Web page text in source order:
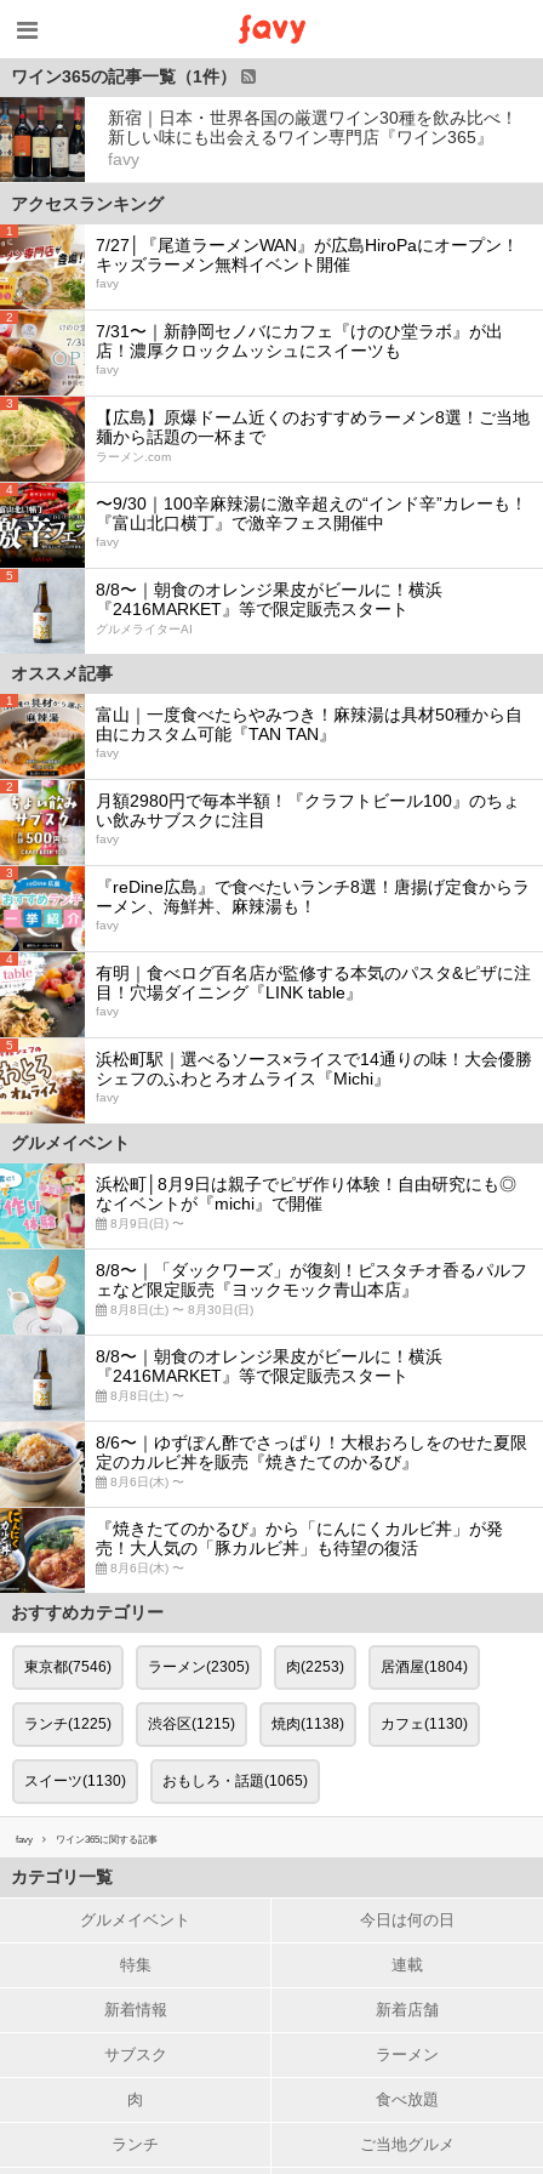
ワイン365の記事一覧（1件）
新宿｜日本・世界各国の厳選ワイン30種を飲み比べ！
新しい味にも出会えるワイン専門店『ワイン365』
favy
アクセスランキング
1
7/27│『尾道ラーメンWAN』が広島HiroPaにオープン！
キッズラーメン無料イベント開催
favy
2
7/31〜｜新静岡セノバにカフェ『けのひ堂ラボ』が出
店！濃厚クロックムッシュにスイーツも
favy
3
【広島】原爆ドーム近くのおすすめラーメン8選！ご当地
麺から話題の一杯まで
ラーメン.com
4
〜9/30｜100辛麻辣湯に激辛超えの“インド辛”カレーも！
『富山北口横丁』で激辛フェス開催中
favy
5
8/8〜｜朝食のオレンジ果皮がビールに！横浜
『2416MARKET』等で限定販売スタート
グルメライターAI
オススメ記事
1
富山｜一度食べたらやみつき！麻辣湯は具材50種から自
由にカスタム可能『TAN TAN』
favy
2
月額2980円で毎本半額！『クラフトビール100』のちょ
い飲みサブスクに注目
favy
3
『reDine広島』で食べたいランチ8選！唐揚げ定食からラ
ーメン、海鮮丼、麻辣湯も！
favy
4
有明｜食べログ百名店が監修する本気のパスタ&ピザに注
目！穴場ダイニング『LINK table』
favy
5
浜松町駅｜選べるソース×ライスで14通りの味！大会優勝
シェフのふわとろオムライス『Michi』
favy
グルメイベント
浜松町│8月9日は親子でピザ作り体験！自由研究にも◎
なイベントが『michi』で開催
8月9日(日) 〜
8/8〜｜「ダックワーズ」が復刻！ピスタチオ香るパルフ
ェなど限定販売『ヨックモック青山本店』
8月8日(土) 〜 8月30日(日)
8/8〜｜朝食のオレンジ果皮がビールに！横浜
『2416MARKET』等で限定販売スタート
8月8日(土) 〜
8/6〜｜ゆずぽん酢でさっぱり！大根おろしをのせた夏限
定のカルビ丼を販売『焼きたてのかるび』
8月6日(木) 〜
『焼きたてのかるび』から「にんにくカルビ丼」が発
売！大人気の「豚カルビ丼」も待望の復活
8月6日(木) 〜
おすすめカテゴリー
東京都(7546) ラーメン(2305) 肉(2253) 居酒屋(1804)
ランチ(1225) 渋谷区(1215) 焼肉(1138) カフェ(1130)
スイーツ(1130) おもしろ・話題(1065)
favy ワイン365に関する記事
カテゴリ一覧
グルメイベント 今日は何の日
特集 連載
新着情報 新着店舗
サブスク ラーメン
肉 食べ放題
ランチ ご当地グルメ